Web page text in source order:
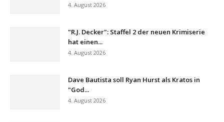
4. August 2026
"R.J. Decker": Staffel 2 der neuen Krimiserie
hat einen...
4. August 2026
Dave Bautista soll Ryan Hurst als Kratos in
"God...
4. August 2026